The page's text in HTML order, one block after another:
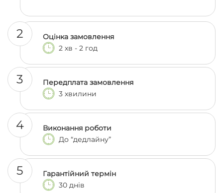
2
Оцінка замовлення
2 хв - 2 год
3
Передплата замовлення
3 хвилини
4
Виконання роботи
До “дедлайну”
5
Гарантійний термін
30 днів